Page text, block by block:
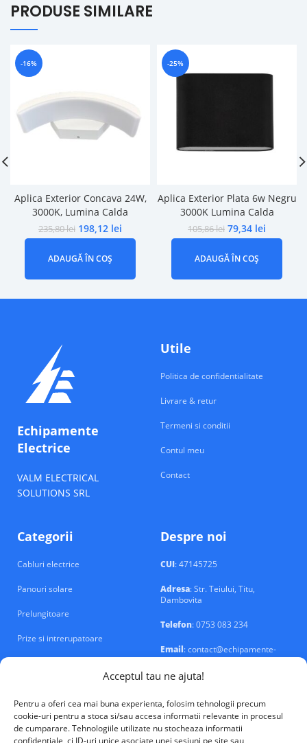
Acceptul tau ne ajuta!
Pentru a oferi cea mai buna experienta, folosim tehnologii precum
cookie-uri pentru a stoca si/sau accesa informatii relevante in procesul
de cumparare. Tehnologiile utilizate nu stocheaza informatii
confidentiale, ci ID-uri unice asociate unei sesiuni pe site sau
PRODUSE SIMILARE
-16%
Aplica Exterior Concava 24W,
3000K, Lumina Calda
235,80lei 198,12 lei
ADAUGĂ ÎN COȘ
-25%
Aplica Exterior Plata 6w Negru
3000K Lumina Calda
105,86lei 79,34 lei
ADAUGĂ ÎN COȘ
Echipamente
Electrice
VALM ELECTRICAL
SOLUTIONS SRL
Utile
Politica de confidentialitate
Livrare & retur
Termeni si conditii
Contul meu
Contact
Categorii
Cabluri electrice
Panouri solare
Prelungitoare
Prize si intrerupatoare
Despre noi
CUI: 47145725
Adresa: Str. Teiului, Titu,
Dambovita
Telefon: 0753 083 234
Email: contact@echipamente-
electrice.ro